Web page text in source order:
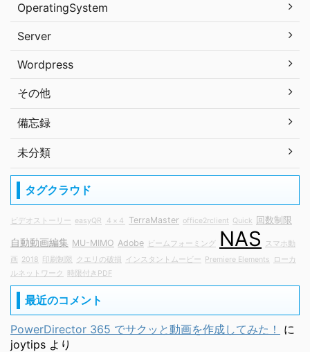
OperatingSystem
Server
Wordpress
その他
備忘録
未分類
タグクラウド
ビデオストーリー easyQR ４×４ TerraMaster office2rclient Quick 回数制限
自動動画編集 MU-MIMO Adobe ビームフォーミング NAS
スマホ動
画 2018 印刷制限 クエリの破損 インスタントムービー Premiere Elements
ローカ
ルネットワーク
時限付きPDF
最近のコメント
PowerDirector 365 でサクッと動画を作成してみた！
に
joytips より